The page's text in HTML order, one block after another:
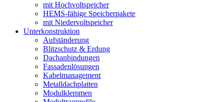
mit Hochvoltspeicher
HEMS-fähige Speicherpakete
mit Niedervoltspeicher
Unterkonstruktion
Aufständerung
Blitzschutz & Erdung
Dachanbindungen
Fassadenlösungen
Kabelmanagement
Metalldachplatten
Modulklemmen